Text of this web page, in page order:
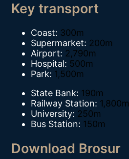
Key transport
Coast: 300m
Supermarket: 200m
Airport: 2,790m
Hospital: 500m
Park: 1,500m
State Bank: 190m
Railway Station: 1,800m
University: 250m
Bus Station: 150m
Download Brosur